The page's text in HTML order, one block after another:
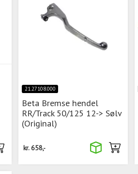
21.27108.000
Beta Bremse hendel
RR/Track 50/125 12-> Sølv
(Original)
kr.658,-